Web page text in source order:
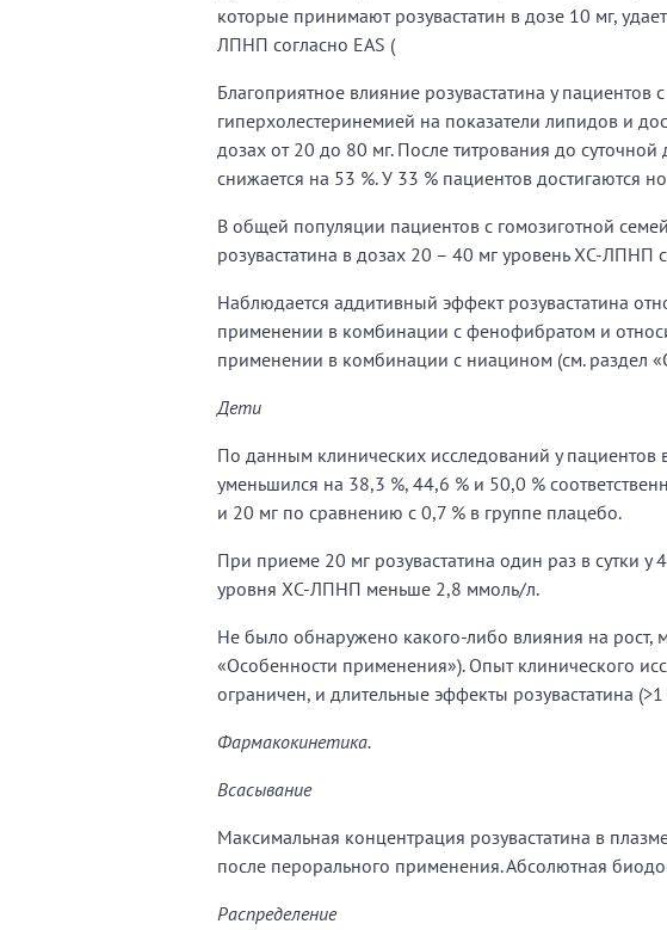
которые принимают розувастатин в дозе 10 мг,
ЛПНП согласно EAS (
Благоприятное влияние розувастатина у пациентов
гиперхолестеринемией на показатели липидов и
дозах от 20 до 80 мг. После титрования до
снижается на 53 %. У 33 % пациентов достигаются
В общей популяции пациентов с гомозиготной
розувастатина в дозах 20 – 40 мг уровень ХС-ЛПНП
Наблюдается аддитивный эффект розувастатина
применении в комбинации с фенофибратом и
применении в комбинации с ниацином (см. раздел
Дети
По данным клинических исследований у
уменьшился на 38,3 %, 44,6 % и 50,0 %
и 20 мг по сравнению с 0,7 % в группе плацебо.
При приеме 20 мг розувастатина один раз в сутки у
уровня ХС-ЛПНП меньше 2,8 ммоль/л.
Не было обнаружено какого-либо влияния на рост,
«Особенности применения»). Опыт клинического
ограничен, и длительные эффекты розувастатина
Фармакокинетика.
Всасывание
Максимальная концентрация розувастатина в
после перорального применения. Абсолютная
Распределение